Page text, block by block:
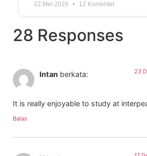
22 Mei 2026 12 Komentar
28 Responses
Intan berkata: 23
It is really enjoyable to study at
Balas